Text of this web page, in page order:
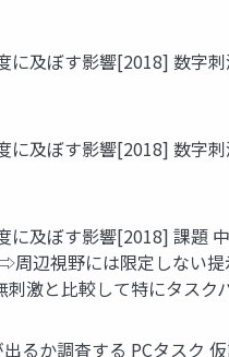
及ぼす影響[2018] 数字
及ぼす影響[2018] 数字
及ぼす影響[2018] 課題
辺視野には限定しない
激と比較して特にタスク
るか調査する PCタスク